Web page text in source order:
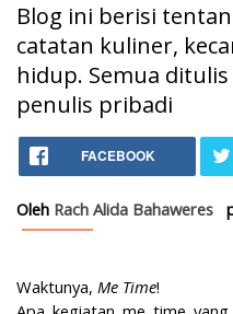
Blog ini berisi
catatan kuliner,
hidup. Semua
penulis pribadi
Home
Kecantikan
Me Time
FACEBOOK
Oleh Rach Alida Bahaweres
Waktunya, Me Time!